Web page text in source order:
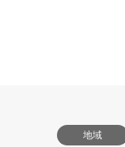
地域